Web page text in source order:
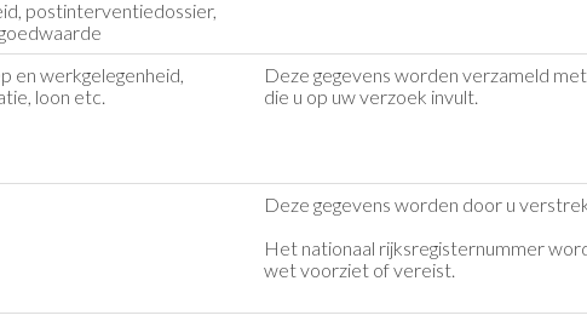
postinterventiedossier,
en werkgelegenheid,
loon etc.
Deze gegevens worden verzameld
die u op uw verzoek invult.
Deze gegevens worden door u
Het nationaal rijksregisternummer
wet voorziet of vereist.